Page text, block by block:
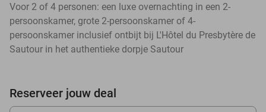
Voor 2 of 4 personen: een luxe overnachting in een 2-
persoonskamer, grote 2-persoonskamer of 4-
persoonskamer inclusief ontbijt bij L'Hôtel du Presbytère de
Sautour in het authentieke dorpje Sautour
Reserveer jouw deal